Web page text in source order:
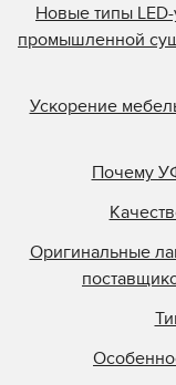
Новые типы
промышленной
Ускорение
Почему
Оригинальные